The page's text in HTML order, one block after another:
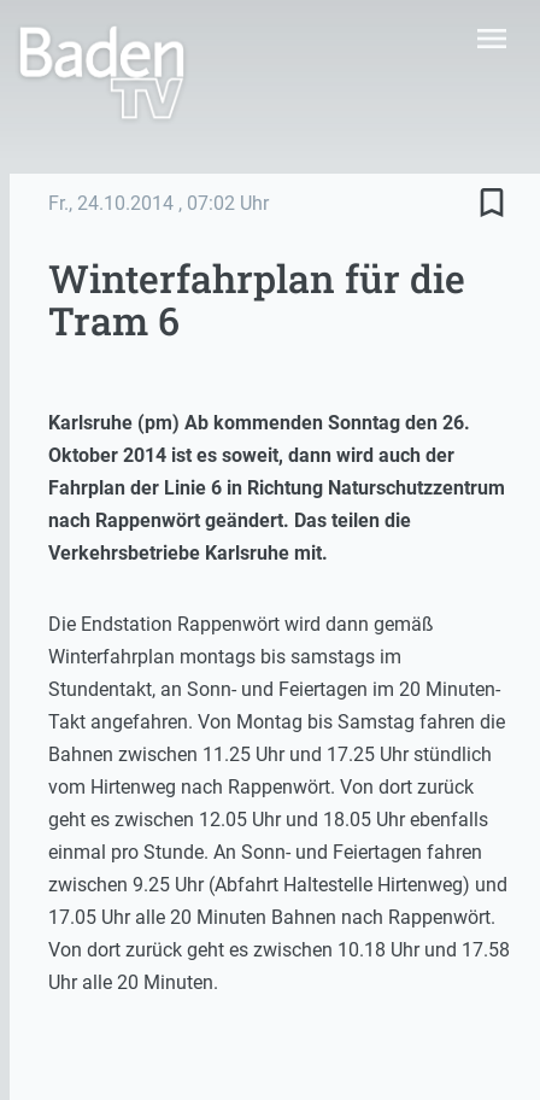
menu
Fr., 24.10.2014 , 07:02 Uhr bookmark_border
Winterfahrplan für die
Tram 6
Karlsruhe (pm) Ab kommenden Sonntag den 26.
Oktober 2014 ist es soweit, dann wird auch der
Fahrplan der Linie 6 in Richtung Naturschutzzentrum
nach Rappenwört geändert. Das teilen die
Verkehrsbetriebe Karlsruhe mit.
Die Endstation Rappenwört wird dann gemäß
Winterfahrplan montags bis samstags im
Stundentakt, an Sonn- und Feiertagen im 20 Minuten-
Takt angefahren. Von Montag bis Samstag fahren die
Bahnen zwischen 11.25 Uhr und 17.25 Uhr stündlich
vom Hirtenweg nach Rappenwört. Von dort zurück
geht es zwischen 12.05 Uhr und 18.05 Uhr ebenfalls
einmal pro Stunde. An Sonn- und Feiertagen fahren
zwischen 9.25 Uhr (Abfahrt Haltestelle Hirtenweg) und
17.05 Uhr alle 20 Minuten Bahnen nach Rappenwört.
Von dort zurück geht es zwischen 10.18 Uhr und 17.58
Uhr alle 20 Minuten.